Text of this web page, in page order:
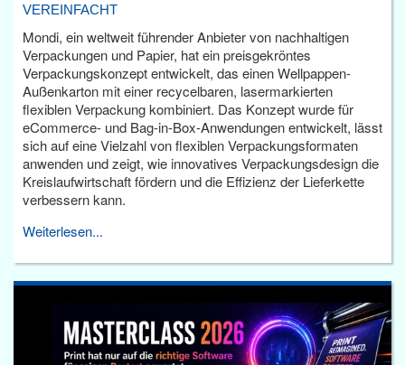
VEREINFACHT
Mondi, ein weltweit führender Anbieter von nachhaltigen
Verpackungen und Papier, hat ein preisgekröntes
Verpackungskonzept entwickelt, das einen Wellpappen-
Außenkarton mit einer recycelbaren, lasermarkierten
flexiblen Verpackung kombiniert. Das Konzept wurde für
eCommerce- und Bag-in-Box-Anwendungen entwickelt, lässt
sich auf eine Vielzahl von flexiblen Verpackungsformaten
anwenden und zeigt, wie innovatives Verpackungsdesign die
Kreislaufwirtschaft fördern und die Effizienz der Lieferkette
verbessern kann.
Weiterlesen...